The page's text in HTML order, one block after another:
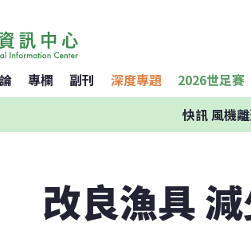
專欄 副刊 深度專題 2026世足賽
快訊風機
改良漁具